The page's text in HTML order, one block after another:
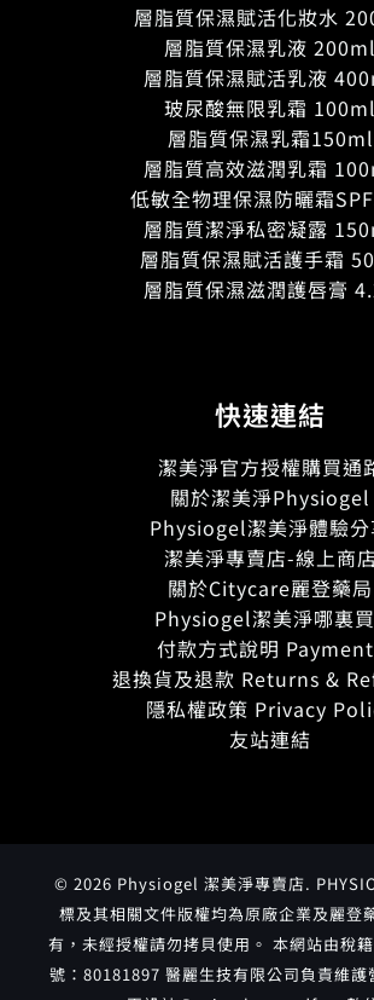
層脂質保濕賦活化妝水
層脂質保濕乳液 200ml
層脂質保濕賦活乳液
玻尿酸無限乳霜 100ml
層脂質保濕乳霜150ml
層脂質高效滋潤乳霜
低敏全物理保濕防曬霜
層脂質潔淨私密凝露
層脂質保濕賦活護手霜
層脂質保濕滋潤護唇膏
快速連結
潔美淨官方授權購買通
關於潔美淨Physiogel
Physiogel潔美淨體驗分
潔美淨專賣店-線上商店
關於Citycare麗登藥局
Physiogel潔美淨哪裏
付款方式說明
退換貨及退款 Returns &
隱私權政策 Privacy
友站連結
© 2026 Physiogel 潔美淨專賣店.
標及其相關文件版權均為原廠企業及麗登
有，未經授權請勿拷貝使用。 本網站由稅
號：80181897 醫麗生技有限公司負責維護